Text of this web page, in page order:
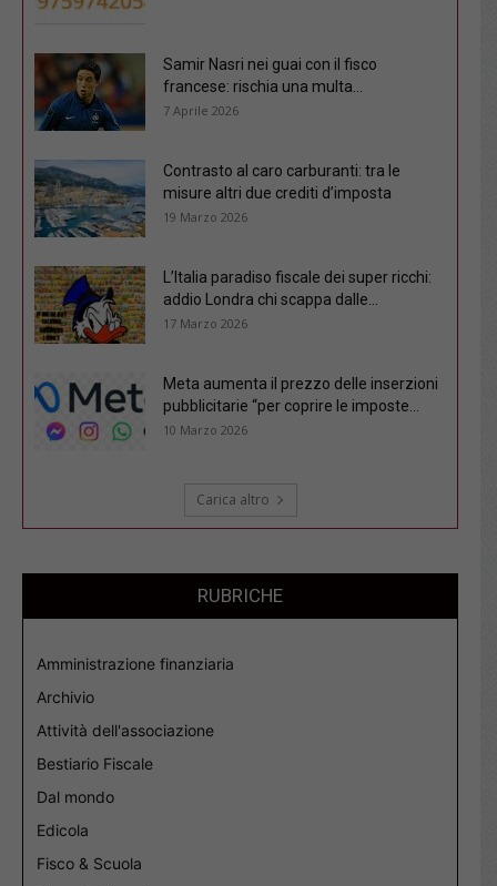
Samir Nasri nei guai con il fisco
francese: rischia una multa...
7 Aprile 2026
Contrasto al caro carburanti: tra le
misure altri due crediti d’imposta
19 Marzo 2026
L’Italia paradiso fiscale dei super ricchi:
addio Londra chi scappa dalle...
17 Marzo 2026
Meta aumenta il prezzo delle inserzioni
pubblicitarie “per coprire le imposte...
10 Marzo 2026
Carica altro
RUBRICHE
Amministrazione finanziaria
Archivio
Attività dell'associazione
Bestiario Fiscale
Dal mondo
Edicola
Fisco & Scuola